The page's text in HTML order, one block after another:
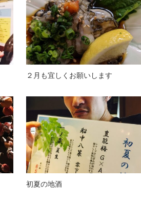
２月も宜しくお願いします
初夏の地酒